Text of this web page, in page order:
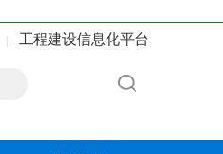
工程建设信息化平台